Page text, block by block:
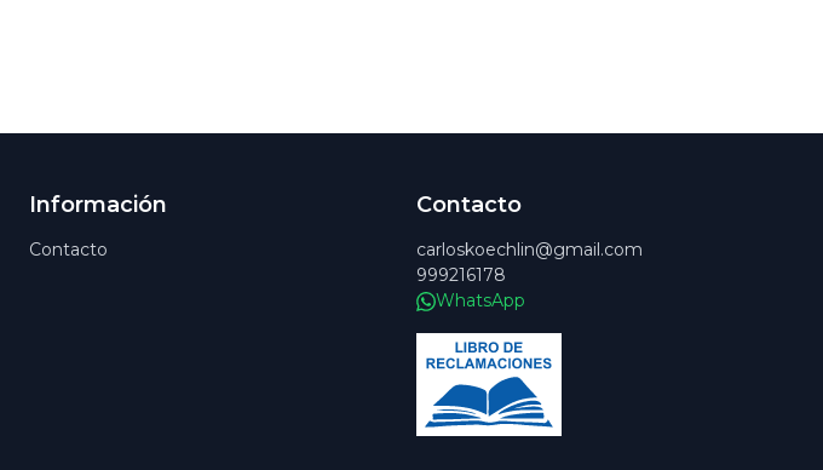
Información
Contacto
Contacto
carloskoechlin@gmail.com
999216178
WhatsApp